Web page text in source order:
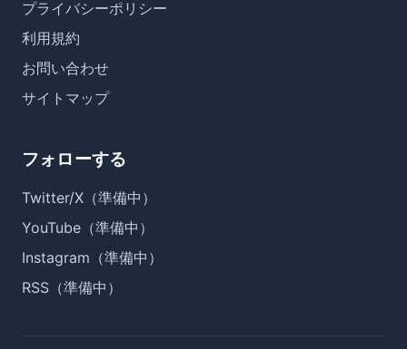
プライバシーポリシー
利用規約
お問い合わせ
サイトマップ
フォローする
Twitter/X（準備中）
YouTube（準備中）
Instagram（準備中）
RSS（準備中）